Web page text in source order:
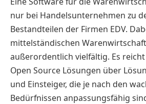
nur bei Handelsunternehmen zu
Bestandteilen der Firmen EDV.
mittelständischen
außerordentlich vielfältig. Es
Open Source Lösungen über
und Einsteiger, die je nach den
Bedürfnissen anpassungsfähig